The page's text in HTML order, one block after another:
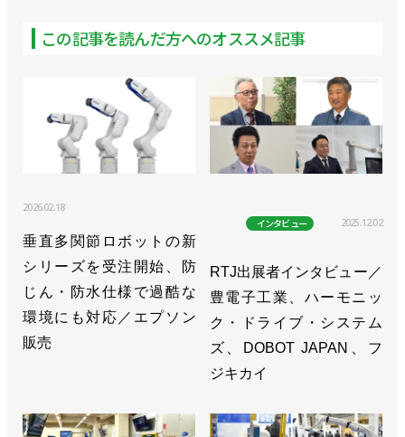
この記事を読んだ方へのオススメ記事
2026.02.18
垂直多関節ロボットの新
シリーズを受注開始、防
じん・防水仕様で過酷な
環境にも対応／エプソン
販売
インタビュー 2025.12.02
RTJ出展者インタビュー／
豊電子工業、ハーモニッ
ク・ドライブ・システム
ズ、DOBOT JAPAN、フ
ジキカイ